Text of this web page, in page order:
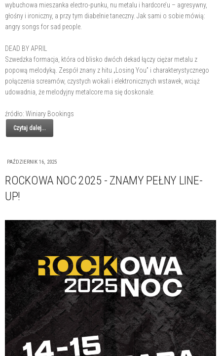
wybuchowa mieszanka electro-punku, nu metalu i hardcore’u – agresywny,
głośny i ironiczny, a przy tym diabelnie taneczny. Jak sami o sobie mówią:
angry songs for sad people.
DEAD BY APRIL
Szwedzka formacja, która od blisko dwóch dekad łączy ciężar metalu z
popową melodyką. Zespół znany z hitu „Losing You” i charakterystycznego
połączenia screamów, czystych wokali i elektronicznych wstawek, wciąż
udowadnia, że melodyjny metalcore ma się doskonale.
źródło: Winiary Bookings
Czytaj dalej...
PAŹDZIERNIK 16, 2025
ROCKOWA NOC 2025 - ZNAMY PEŁNY LINE-
UP!